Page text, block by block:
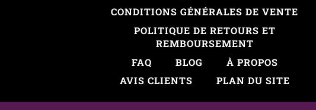
CONDITIONS GÉNÉRALES DE VENTE
POLITIQUE DE RETOURS ET
REMBOURSEMENT
FAQ
BLOG
À PROPOS
AVIS CLIENTS
PLAN DU SITE